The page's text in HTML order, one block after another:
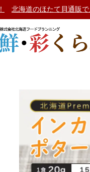
北海道のほたて貝通販で人